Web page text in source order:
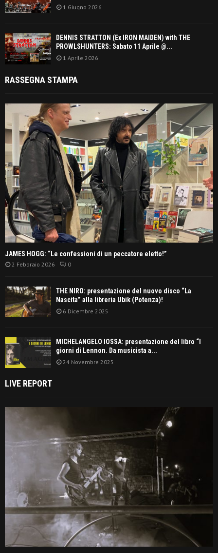
1 Giugno 2026
DENNIS STRATTON (Ex IRON MAIDEN) with THE
PROWLSHUNTERS: Sabato 11 Aprile @...
1 Aprile 2026
RASSEGNA STAMPA
JAMES HOGG: “Le confessioni di un peccatore eletto!”
2 Febbraio 2026 0
THE NIRO: presentazione del nuovo disco “La
Nascita” alla libreria Ubik (Potenza)!
6 Dicembre 2025
MICHELANGELO IOSSA: presentazione del libro “I
giorni di Lennon. Da musicista a...
24 Novembre 2025
LIVE REPORT